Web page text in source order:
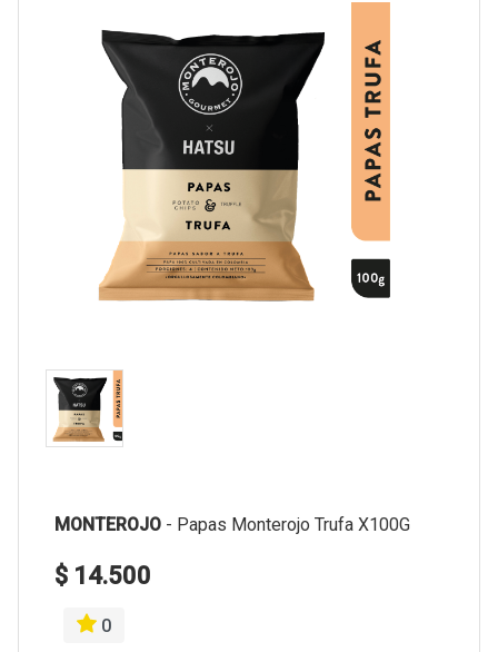
MONTEROJO - Papas Monterojo Trufa X100G
$ 14.500
0